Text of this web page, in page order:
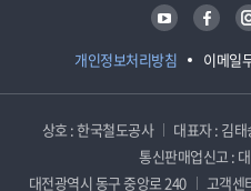
개인정보처리방침 이메일
유튜브 페이스북 인스타그램
상호 : 한국철도공사 대표자 : 김태
통신판매업신고 :
대전광역시 동구 중앙로 240
고객센